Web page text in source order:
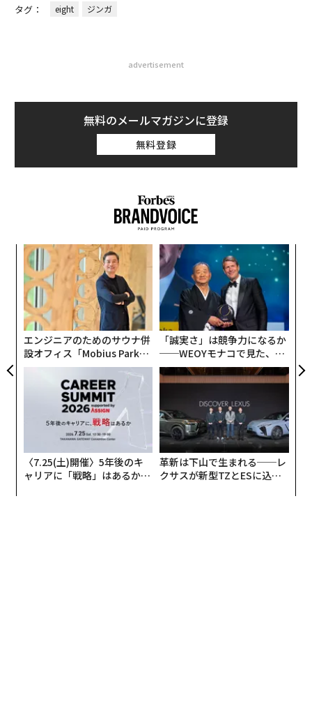
タグ： eight ジンガ
advertisement
無料のメールマガジンに登録
無料登録
エンジニアのためのサウナ併
設オフィス「Mobius Park」
がオープン──タマディック
が健康経営を徹底する理由
「誠実さ」は競争力になるか
──WEOYモナコで見た、く
ら寿司の経営哲学
〈7.25(土)開催〉5年後のキ
ャリアに「戦略」はあるか。
革新は下山で生まれる──レ
クサスが新型TZとESに込め